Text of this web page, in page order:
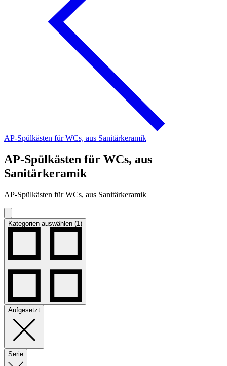
AP-Spülkästen für WCs, aus Sanitärkeramik
AP-Spülkästen für WCs, aus
Sanitärkeramik
AP-Spülkästen für WCs, aus Sanitärkeramik
Kategorien auswählen (1)
Aufgesetzt
Serie